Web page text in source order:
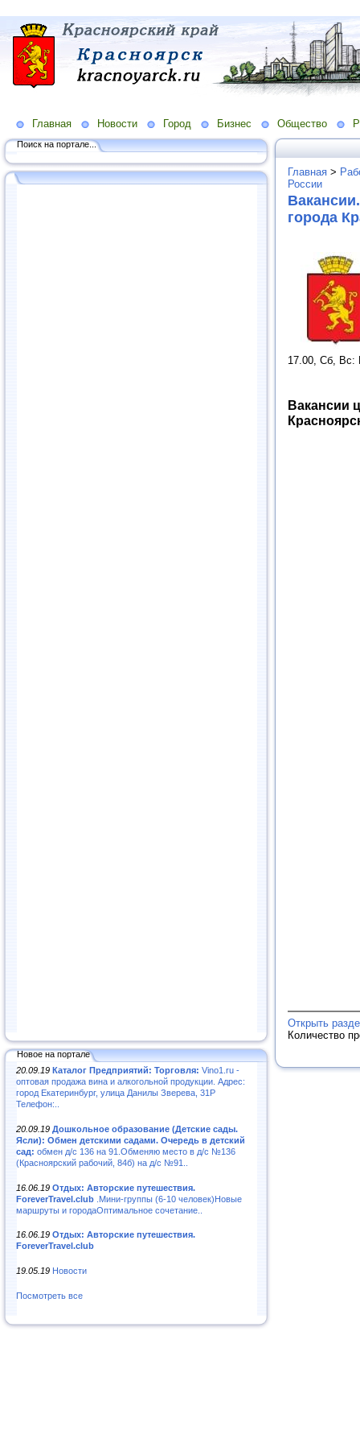
Главная Новости Город Бизнес Общество
Поиск на портале...
Новое на портале
20.09.19 Каталог Предприятий: Торговля: Vino1.ru -
оптовая продажа вина и алкогольной продукции. Адрес:
город Екатеринбург, улица Данилы Зверева, 31Р
Телефон:..
20.09.19 Дошкольное образование (Детские сады.
Ясли): Обмен детскими садами. Очередь в детский
сад: обмен д/с 136 на 91.Обменяю место в д/с №136
(Красноярский рабочий, 84б) на д/с №91..
16.06.19 Отдых: Авторские путешествия.
ForeverTravel.club .Мини-группы (6-10 человек)Новые
маршруты и городаОптимальное сочетание..
16.06.19 Отдых: Авторские путешествия.
ForeverTravel.club
19.05.19 Новости
Посмотреть все
Главная >
России
города
17.00, Сб, Вс:
Вакансии
Открыть
Количество